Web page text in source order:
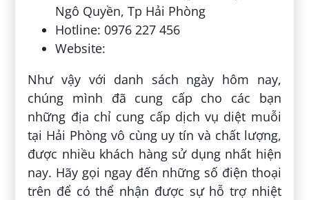
Ngô Quyền, Tp Hải Phòng
Hotline: 0976 227 456
Website:
Như vậy với danh sách ngày hôm nay,
chúng mình đã cung cấp cho các bạn
những địa chỉ cung cấp dịch vụ diệt muỗi
tại Hải Phòng vô cùng uy tín và chất lượng,
được nhiều khách hàng sử dụng nhất hiện
nay. Hãy gọi ngay đến những số điện thoại
trên để có thể nhận được sự hỗ trợ nhiệt